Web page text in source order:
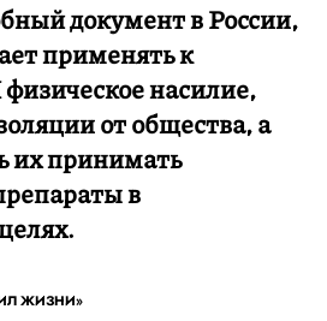
документ в России,
применять к
насилие,
от общества, а
их принимать
в
ЖИЗНИ»